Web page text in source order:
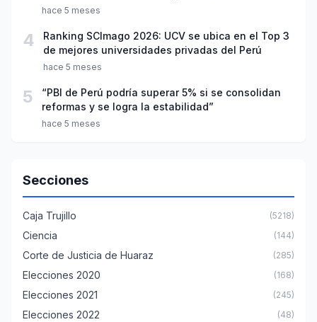
año escolar 2026
hace 5 meses
4
Ranking SCImago 2026: UCV se ubica en el Top 3
de mejores universidades privadas del Perú
hace 5 meses
5
“PBI de Perú podría superar 5% si se consolidan
reformas y se logra la estabilidad”
hace 5 meses
Secciones
Caja Trujillo (5218)
Ciencia (144)
Corte de Justicia de Huaraz (285)
Elecciones 2020 (168)
Elecciones 2021 (245)
Elecciones 2022 (48)